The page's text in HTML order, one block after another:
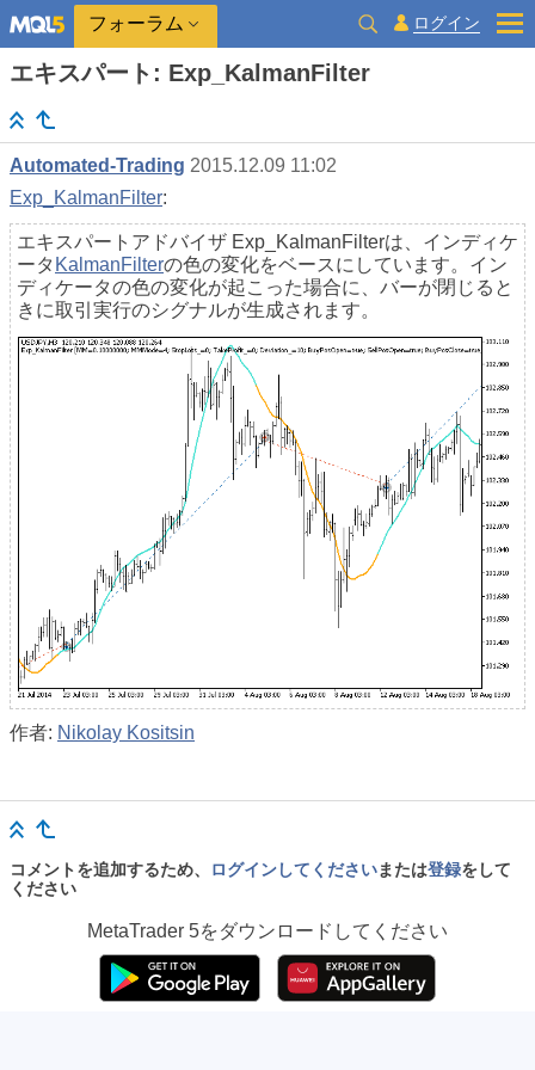
フォーラム ログイン
エキスパート: Exp_KalmanFilter
Automated-Trading 2015.12.09 11:02
Exp_KalmanFilter:
エキスパートアドバイザ Exp_KalmanFilterは、インディケ
ータ KalmanFilterの色の変化をベースにしています。イン
ディケータの色の変化が起こった場合に、バーが閉じると
きに取引実行のシグナルが生成されます。
作者: Nikolay Kositsin
コメントを追加するため、 ログインしてくださいまたは登録をして
ください
MetaTrader 5をダウンロードしてください